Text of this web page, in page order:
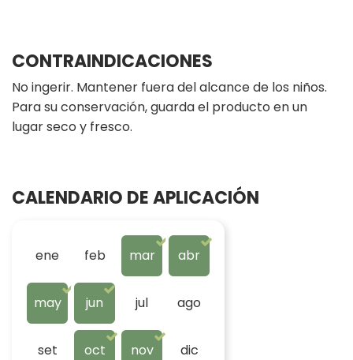
CONTRAINDICACIONES
No ingerir. Mantener fuera del alcance de los niños.
Para su conservación, guarda el producto en un
lugar seco y fresco.
CALENDARIO DE APLICACIÓN
ene feb mar abr
may jun jul ago
set oct nov dic